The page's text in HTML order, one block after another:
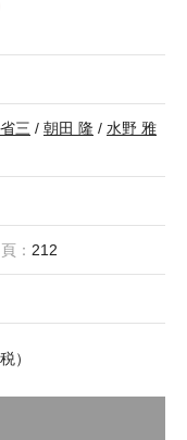
含む5巻のセットで
4-260-01496-
三 / 朝田 隆 / 水野 雅
頁： 212
）